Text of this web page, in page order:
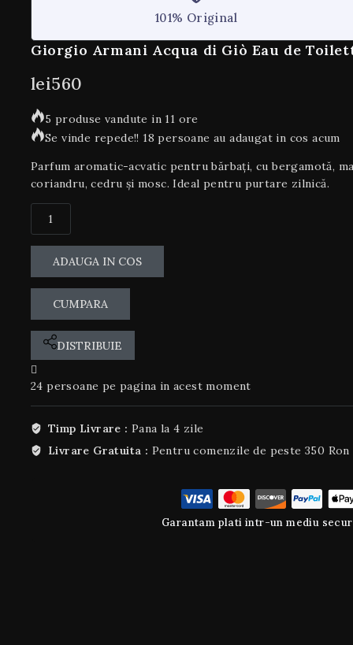
101% Original
Giorgio Armani Acqua di Giò Eau de
lei560
5 produse vandute in 11 ore
Se vinde repede!! 18 persoane au adaugat in cos acum
Parfum aromatic-acvatic pentru bărbați, cu bergamotă,
coriandru, cedru și mosc. Ideal pentru purtare zilnică.
ADAUGA IN COS
CUMPARA
DISTRIBUIE
24 persoane pe pagina in acest moment
Timp Livrare : Pana la 4 zile
Livrare Gratuita : Pentru comenzile de peste 350 Ron
Garantam plati intr-un mediu